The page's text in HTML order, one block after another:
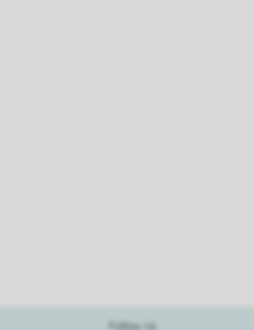
Follow Us